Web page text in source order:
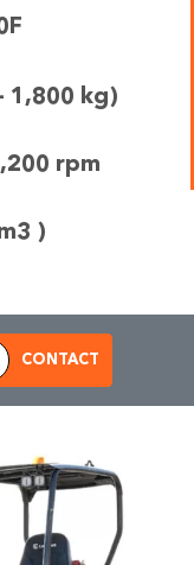
1,800 kg)
rpm
)
CONTACT